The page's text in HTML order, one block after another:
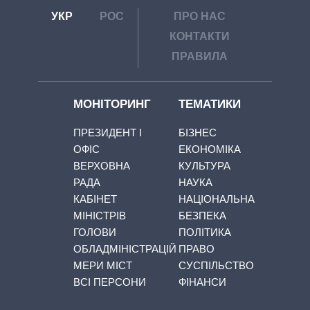
УКР РОС
ПРО НАС
КОНТАКТИ
ПРАВИЛА
МОНІТОРИНГ
ПРЕЗИДЕНТ І
ОФІС
ВЕРХОВНА
РАДА
КАБІНЕТ
МІНІСТРІВ
ГОЛОВИ
ОБЛАДМІНІСТРАЦІЙ
МЕРИ МІСТ
ВСІ ПЕРСОНИ
ТЕМАТИКИ
БІЗНЕС
ЕКОНОМІКА
КУЛЬТУРА
НАУКА
НАЦІОНАЛЬНА
БЕЗПЕКА
ПОЛІТИКА
ПРАВО
СУСПІЛЬСТВО
ФІНАНСИ